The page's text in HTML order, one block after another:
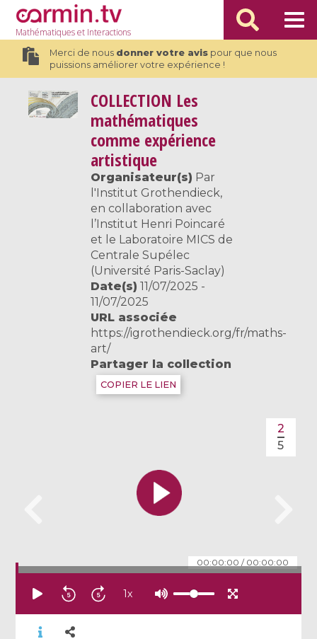
Mathématiqueset Interactions
Merci de nous donner votre avispour que nous
puissions améliorer votre expérience !
COLLECTION Les
mathématiques
comme expérience
artistique
Organisateur(s) Par
l'Institut Grothendieck,
en collaboration avec
l’Institut Henri Poincaré
et le Laboratoire MICS de
Centrale Supélec
(Université Paris-Saclay)
Date(s) 11/07/2025 -
11/07/2025
URL associée
https://igrothendieck.org/fr/maths-
art/
Partager la collection
COPIER LE LIEN
00:00:00 / 00:00:00
2
5
1x